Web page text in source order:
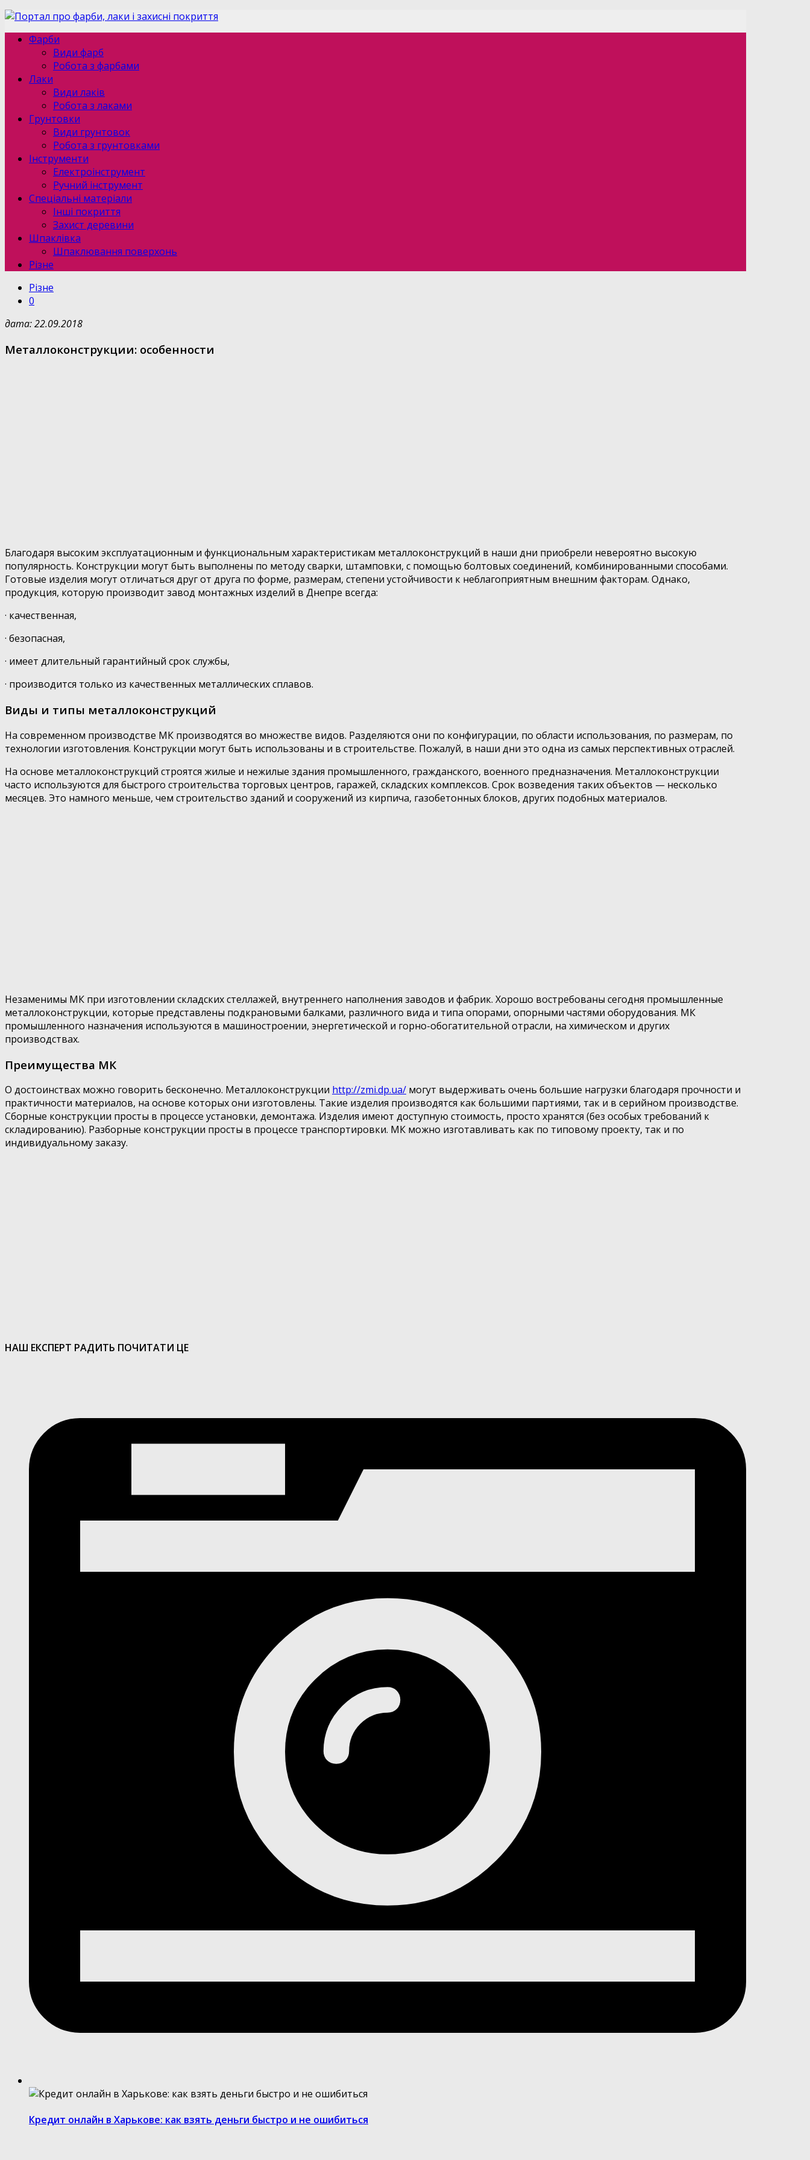
Фарби
Види фарб
Робота з фарбами
Лаки
Види лаків
Робота з лаками
Грунтовки
Види грунтовок
Робота з грунтовками
Інструменти
Електроінструмент
Ручний інструмент
Спеціальні матеріали
Інші покриття
Захист деревини
Шпаклівка
Шпаклювання поверхонь
Різне
Різне
0
дата: 22.09.2018
Металлоконструкции: особенности
Благодаря высоким эксплуатационным и функциональным характеристикам металлоконструкций в наши дни приобрели невероятно высокую
популярность. Конструкции могут быть выполнены по методу сварки, штамповки, с помощью болтовых соединений, комбинированными способами.
Готовые изделия могут отличаться друг от друга по форме, размерам, степени устойчивости к неблагоприятным внешним факторам. Однако,
продукция, которую производит завод монтажных изделий в Днепре всегда:
· качественная,
· безопасная,
· имеет длительный гарантийный срок службы,
· производится только из качественных металлических сплавов.
Виды и типы металлоконструкций
На современном производстве МК производятся во множестве видов. Разделяются они по конфигурации, по области использования, по размерам, по
технологии изготовления. Конструкции могут быть использованы и в строительстве. Пожалуй, в наши дни это одна из самых перспективных отраслей.
На основе металлоконструкций строятся жилые и нежилые здания промышленного, гражданского, военного предназначения. Металлоконструкции
часто используются для быстрого строительства торговых центров, гаражей, складских комплексов. Срок возведения таких объектов — несколько
месяцев. Это намного меньше, чем строительство зданий и сооружений из кирпича, газобетонных блоков, других подобных материалов.
Незаменимы МК при изготовлении складских стеллажей, внутреннего наполнения заводов и фабрик. Хорошо востребованы сегодня промышленные
металлоконструкции, которые представлены подкрановыми балками, различного вида и типа опорами, опорными частями оборудования. МК
промышленного назначения используются в машиностроении, энергетической и горно-обогатительной отрасли, на химическом и других
производствах.
Преимущества МК
О достоинствах можно говорить бесконечно. Металлоконструкции http://zmi.dp.ua/ могут выдерживать очень большие нагрузки благодаря прочности и
практичности материалов, на основе которых они изготовлены. Такие изделия производятся как большими партиями, так и в серийном производстве.
Сборные конструкции просты в процессе установки, демонтажа. Изделия имеют доступную стоимость, просто хранятся (без особых требований к
складированию). Разборные конструкции просты в процессе транспортировки. МК можно изготавливать как по типовому проекту, так и по
индивидуальному заказу.
НАШ ЕКСПЕРТ РАДИТЬ ПОЧИТАТИ ЦЕ
Кредит онлайн в Харькове: как взять деньги быстро и не ошибиться